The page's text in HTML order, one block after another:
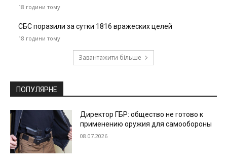
18 години тому
СБС поразили за сутки 1816 вражеских целей
18 години тому
Завантажити більше
ПОПУЛЯРНЕ
Директор ГБР: общество не готово к
применению оружия для самообороны
08.07.2026